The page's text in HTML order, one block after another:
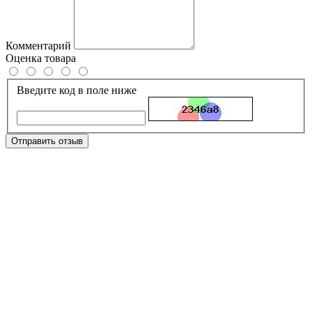
Комментарий
Оценка товара
Введите код в поле ниже
Отправить отзыв